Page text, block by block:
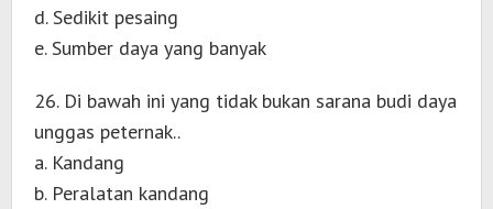
d. Sedikit pesaing
e. Sumber daya yang banyak
26. Di bawah ini yang tidak bukan sarana budi daya
unggas peternak..
a. Kandang
b. Peralatan kandang